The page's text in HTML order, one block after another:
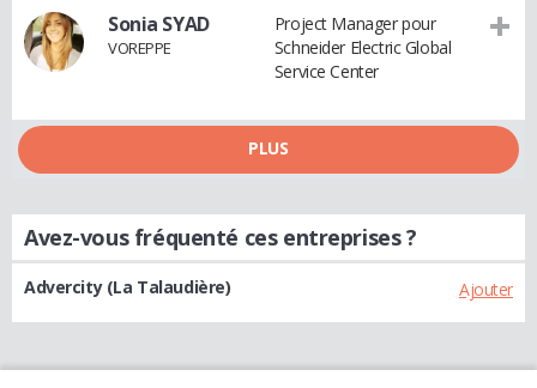
Sonia SYAD
VOREPPE
Project Manager pour
Schneider Electric Global
Service Center
PLUS
Avez-vous fréquenté ces entreprises ?
Ajouter
Advercity (La Talaudière)